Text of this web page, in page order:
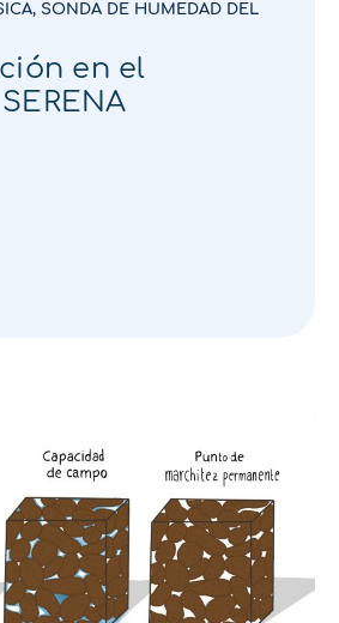
, SONDA DE HUMEDAD DEL
en el